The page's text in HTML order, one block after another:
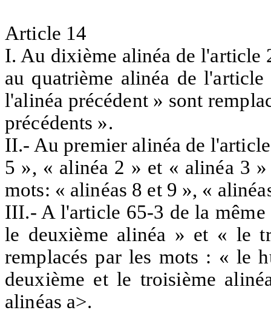
Article 14
I. Au dixième alinéa de l'article
au quatrième alinéa de
l'alinéa précédent » sont
précédents ».
II.- Au premier alinéa de
5 », « alinéa 2 » et « alinéa 3
mots: « alinéas 8 et 9 », «
III.- A l'article 65-3 de la
le deuxième alinéa » et « le
remplacés par les mots : « le
deuxième et le troisième
alinéas a>.